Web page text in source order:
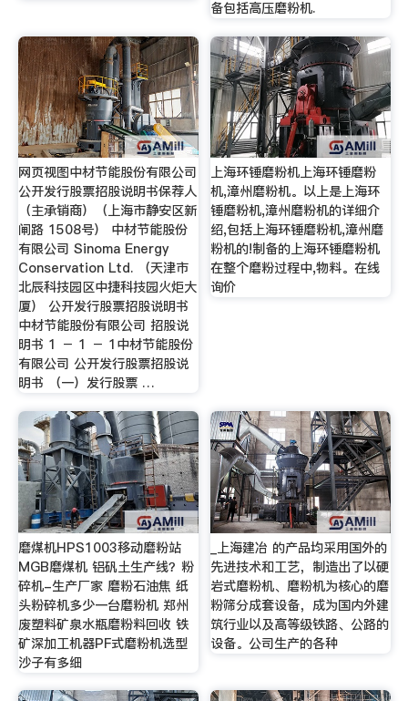
备包括高压磨粉机.
网页视图中材节能股份有限公司
公开发行股票招股说明书保荐人
（主承销商）（上海市静安区新
闸路 1508号） 中材节能股份
有限公司 Sinoma Energy
Conservation Ltd. （天津市
北辰科技园区中捷科技园火炬大
厦） 公开发行股票招股说明书
中材节能股份有限公司 招股说
明书 1 － 1 － 1中材节能股份
有限公司 公开发行股票招股说
明书 （一）发行股票 …
上海环锤磨粉机上海环锤磨粉
机,漳州磨粉机。以上是上海环
锤磨粉机,漳州磨粉机的详细介
绍,包括上海环锤磨粉机,漳州磨
粉机的!制备的上海环锤磨粉机
在整个磨粉过程中,物料。在线
询价
磨煤机HPS1003移动磨粉站
MGB磨煤机 铝矾土生产线？粉
碎机-生产厂家 磨粉石油焦 纸
头粉碎机多少一台磨粉机 郑州
废塑料矿泉水瓶磨粉料回收 铁
矿深加工机器PF式磨粉机选型
沙子有多细
_上海建冶 的产品均采用国外的
先进技术和工艺，制造出了以硬
岩式磨粉机、磨粉机为核心的磨
粉筛分成套设备，成为国内外建
筑行业以及高等级铁路、公路的
设备。公司生产的各种